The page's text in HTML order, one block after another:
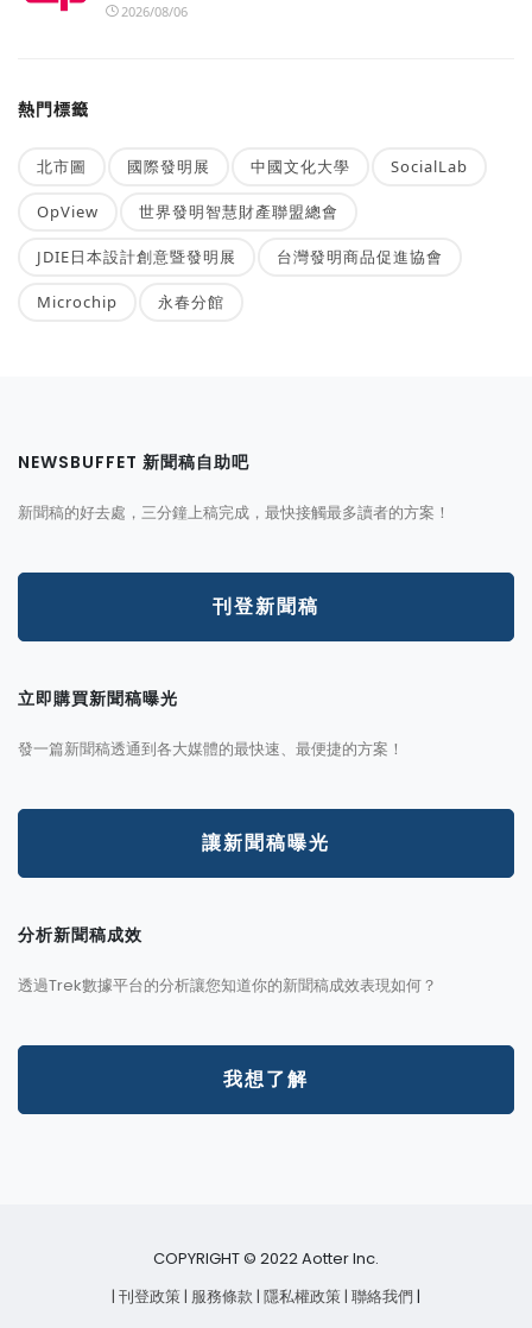
2026/08/06
熱門標籤
北市圖 國際發明展 中國文化大學 SocialLab
OpView 世界發明智慧財產聯盟總會
JDIE日本設計創意暨發明展 台灣發明商品促進協會
Microchip 永春分館
NEWSBUFFET 新聞稿自助吧
新聞稿的好去處，三分鐘上稿完成，最快接觸最多讀者的方案！
刊登新聞稿
立即購買新聞稿曝光
發一篇新聞稿透通到各大媒體的最快速、最便捷的方案！
讓新聞稿曝光
分析新聞稿成效
透過Trek數據平台的分析讓您知道你的新聞稿成效表現如何？
我想了解
COPYRIGHT © 2022 Aotter Inc.
| 刊登政策| 服務條款| 隱私權政策| 聯絡我們 |